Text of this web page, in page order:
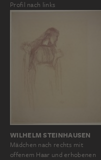
Profil nach links
WILHELM STEINHAUSEN
Mädchen nach rechts mit
offenem Haar und erhobenen